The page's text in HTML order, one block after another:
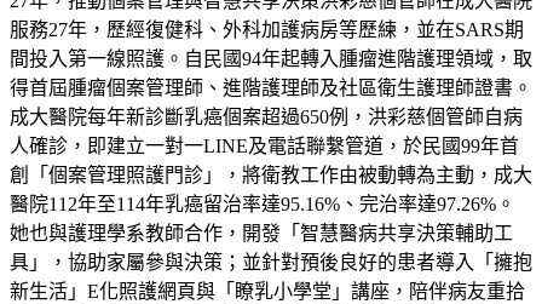
服務27年，歷經復健科、外科加護病房等歷練，並在SARS期
間投入第一線照護。自民國94年起轉入腫瘤進階護理領域，取
得首屆腫瘤個案管理師、進階護理師及社區衛生護理師證書。
成大醫院每年新診斷乳癌個案超過650例，洪彩慈個管師自病
人確診，即建立一對一LINE及電話聯繫管道，於民國99年首
創「個案管理照護門診」，將衛教工作由被動轉為主動，成大
醫院112年至114年乳癌留治率達95.16%、完治率達97.26%。
她也與護理學系教師合作，開發「智慧醫病共享決策輔助工
具」，協助家屬參與決策；並針對預後良好的患者導入「擁抱
新生活」E化照護網頁與「瞭乳小學堂」講座，陪伴病友重拾